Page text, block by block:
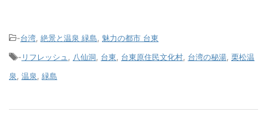
-台湾 絶景と温泉 緑島
魅力の都市 台東
- リフレッシュ 八仙洞 台東 台東原住民文化村 台湾の秘湯 栗松温
泉 温泉 緑島